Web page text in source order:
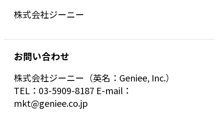
株式会社ジーニー
お問い合わせ
株式会社ジーニー（英名：Geniee, Inc.）
TEL：03-5909-8187 E-mail：
mkt@geniee.co.jp